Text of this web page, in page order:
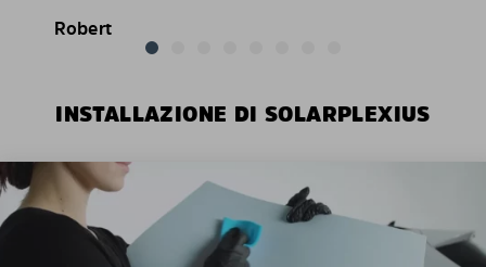
Robert
INSTALLAZIONE DI SOLARPLEXIUS